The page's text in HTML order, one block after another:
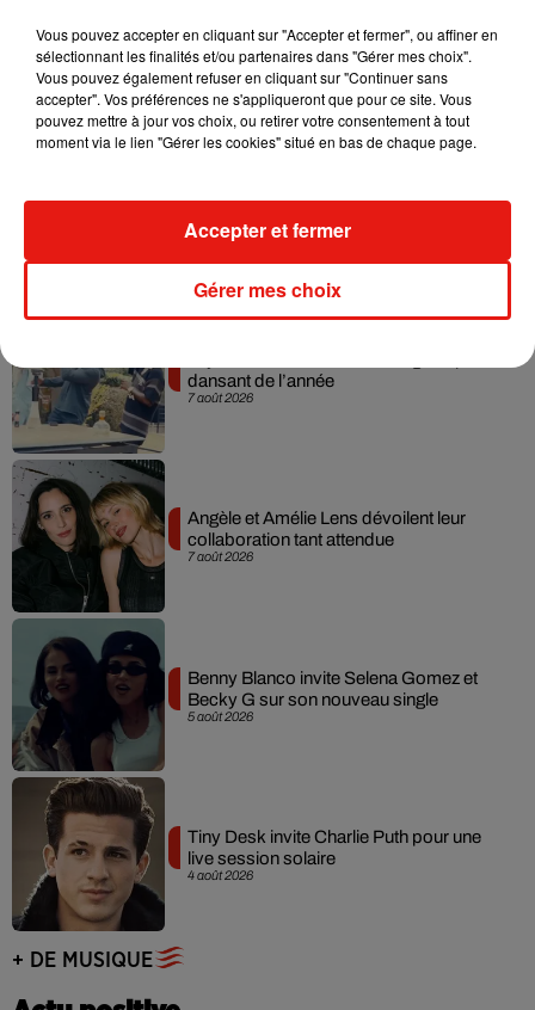
7 août 2026
Julien Lieb s’essaye à la vie de chatelain
dans son nouveau clip
7 août 2026
Madonna sort enfin le remix de « Love
Sensation » avec Kylie Minogue
7 août 2026
dansant de l’année
7 août 2026
Angèle et Amélie Lens dévoilent leur
collaboration tant attendue
5 août 2026
Benny Blanco invite Selena Gomez et
Becky G sur son nouveau single
4 août 2026
Tiny Desk invite Charlie Puth pour une
live session solaire
+ DE MUSIQUE
Vous pouvez accepter en cliquant sur "Accepter et fermer", ou affiner en
sélectionnant les finalités et/ou partenaires dans "Gérer mes choix".
Vous pouvez également refuser en cliquant sur "Continuer sans
accepter". Vos préférences ne s'appliqueront que pour ce site. Vous
pouvez mettre à jour vos choix, ou retirer votre consentement à tout
moment via le lien "Gérer les cookies" situé en bas de chaque page.
Gérer mes choix
Accepter et fermer